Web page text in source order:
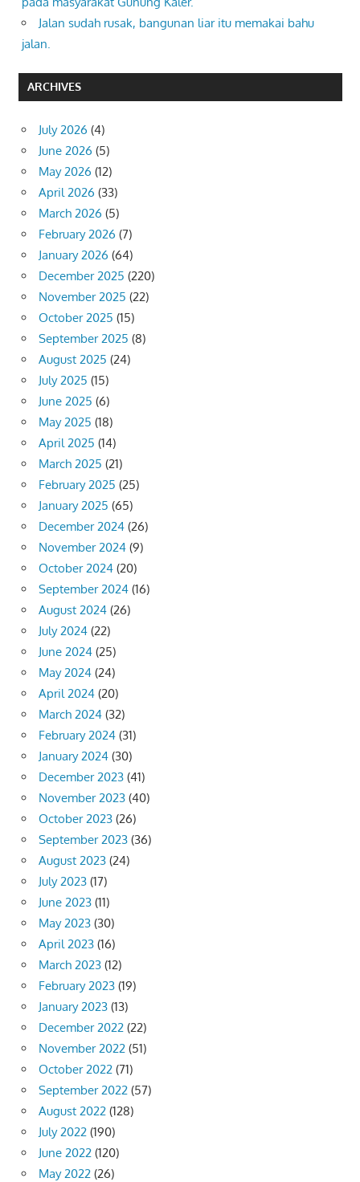
Jalan sudah rusak, bangunan liar itu memakai bahu
jalan.
ARCHIVES
July 2026 (4)
June 2026 (5)
May 2026 (12)
April 2026 (33)
March 2026 (5)
February 2026 (7)
January 2026 (64)
December 2025 (220)
November 2025 (22)
October 2025 (15)
September 2025 (8)
August 2025 (24)
July 2025 (15)
June 2025 (6)
May 2025 (18)
April 2025 (14)
March 2025 (21)
February 2025 (25)
January 2025 (65)
December 2024 (26)
November 2024 (9)
October 2024 (20)
September 2024 (16)
August 2024 (26)
July 2024 (22)
June 2024 (25)
May 2024 (24)
April 2024 (20)
March 2024 (32)
February 2024 (31)
January 2024 (30)
December 2023 (41)
November 2023 (40)
October 2023 (26)
September 2023 (36)
August 2023 (24)
July 2023 (17)
June 2023 (11)
May 2023 (30)
April 2023 (16)
March 2023 (12)
February 2023 (19)
January 2023 (13)
December 2022 (22)
November 2022 (51)
October 2022 (71)
September 2022 (57)
August 2022 (128)
July 2022 (190)
June 2022 (120)
May 2022 (26)